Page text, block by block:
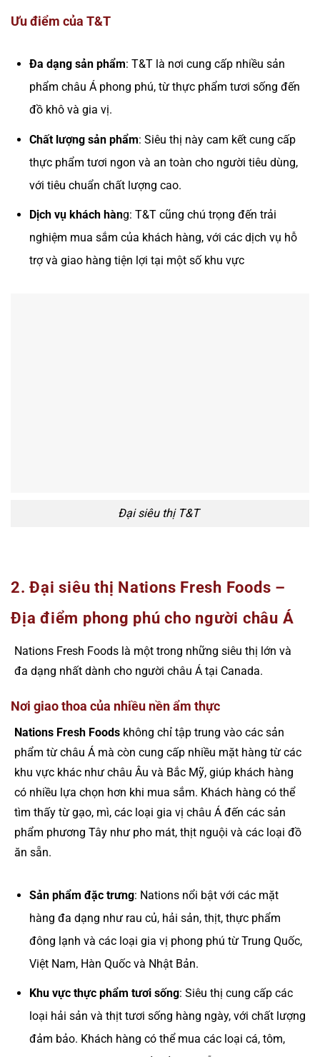
Ưu điểm của T&T
Đa dạng sản phẩm: T&T là nơi cung cấp nhiều sản
phẩm châu Á phong phú, từ thực phẩm tươi sống đến
đồ khô và gia vị.
Chất lượng sản phẩm: Siêu thị này cam kết cung cấp
thực phẩm tươi ngon và an toàn cho người tiêu dùng,
với tiêu chuẩn chất lượng cao.
Dịch vụ khách hàng: T&T cũng chú trọng đến trải
nghiệm mua sắm của khách hàng, với các dịch vụ hỗ
trợ và giao hàng tiện lợi tại một số khu vực
Đại siêu thị T&T
2. Đại siêu thị Nations Fresh Foods –
Địa điểm phong phú cho người châu Á
Nations Fresh Foods là một trong những siêu thị lớn và
đa dạng nhất dành cho người châu Á tại Canada.
Nơi giao thoa của nhiều nền ẩm thực
Nations Fresh Foods không chỉ tập trung vào các sản
phẩm từ châu Á mà còn cung cấp nhiều mặt hàng từ các
khu vực khác như châu Âu và Bắc Mỹ, giúp khách hàng
có nhiều lựa chọn hơn khi mua sắm. Khách hàng có thể
tìm thấy từ gạo, mì, các loại gia vị châu Á đến các sản
phẩm phương Tây như pho mát, thịt nguội và các loại đồ
ăn sẵn.
Sản phẩm đặc trưng: Nations nổi bật với các mặt
hàng đa dạng như rau củ, hải sản, thịt, thực phẩm
đông lạnh và các loại gia vị phong phú từ Trung Quốc,
Việt Nam, Hàn Quốc và Nhật Bản.
Khu vực thực phẩm tươi sống: Siêu thị cung cấp các
loại hải sản và thịt tươi sống hàng ngày, với chất lượng
đảm bảo. Khách hàng có thể mua các loại cá, tôm,